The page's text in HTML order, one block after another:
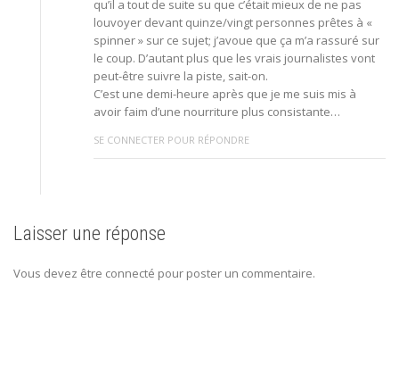
qu’il a tout de suite su que c’était mieux de ne pas
louvoyer devant quinze/vingt personnes prêtes à «
spinner » sur ce sujet; j’avoue que ça m’a rassuré sur
le coup. D’autant plus que les vrais journalistes vont
peut-être suivre la piste, sait-on.
C’est une demi-heure après que je me suis mis à
avoir faim d’une nourriture plus consistante…
SE CONNECTER POUR RÉPONDRE
Laisser une réponse
Vous devez être connecté pour poster un commentaire.